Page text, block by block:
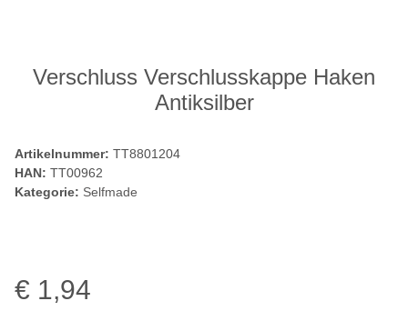
Verschluss Verschlusskappe Haken
Antiksilber
Artikelnummer: TT8801204
HAN: TT00962
Kategorie: Selfmade
€ 1,94